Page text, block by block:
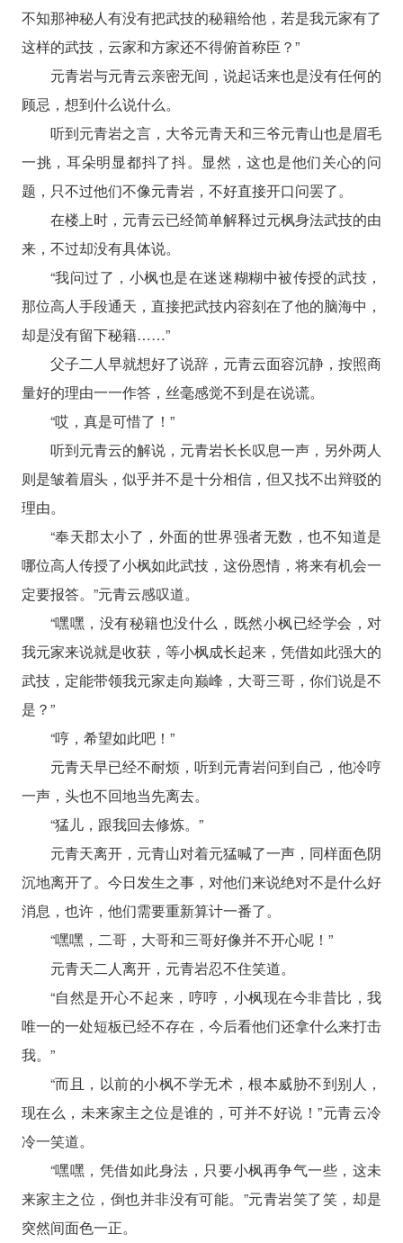
不知那神秘人有没有把武技的秘籍给他，若是我元家有了
这样的武技，云家和方家还不得俯首称臣？”
元青岩与元青云亲密无间，说起话来也是没有任何的
顾忌，想到什么说什么。
听到元青岩之言，大爷元青天和三爷元青山也是眉毛
一挑，耳朵明显都抖了抖。显然，这也是他们关心的问
题，只不过他们不像元青岩，不好直接开口问罢了。
在楼上时，元青云已经简单解释过元枫身法武技的由
来，不过却没有具体说。
“我问过了，小枫也是在迷迷糊糊中被传授的武技，
那位高人手段通天，直接把武技内容刻在了他的脑海中，
却是没有留下秘籍……”
父子二人早就想好了说辞，元青云面容沉静，按照商
量好的理由一一作答，丝毫感觉不到是在说谎。
“哎，真是可惜了！”
听到元青云的解说，元青岩长长叹息一声，另外两人
则是皱着眉头，似乎并不是十分相信，但又找不出辩驳的
理由。
“奉天郡太小了，外面的世界强者无数，也不知道是
哪位高人传授了小枫如此武技，这份恩情，将来有机会一
定要报答。”元青云感叹道。
“嘿嘿，没有秘籍也没什么，既然小枫已经学会，对
我元家来说就是收获，等小枫成长起来，凭借如此强大的
武技，定能带领我元家走向巅峰，大哥三哥，你们说是不
是？”
“哼，希望如此吧！”
元青天早已经不耐烦，听到元青岩问到自己，他冷哼
一声，头也不回地当先离去。
“猛儿，跟我回去修炼。”
元青天离开，元青山对着元猛喊了一声，同样面色阴
沉地离开了。今日发生之事，对他们来说绝对不是什么好
消息，也许，他们需要重新算计一番了。
“嘿嘿，二哥，大哥和三哥好像并不开心呢！”
元青天二人离开，元青岩忍不住笑道。
“自然是开心不起来，哼哼，小枫现在今非昔比，我
唯一的一处短板已经不存在，今后看他们还拿什么来打击
我。”
“而且，以前的小枫不学无术，根本威胁不到别人，
现在么，未来家主之位是谁的，可并不好说！”元青云冷
冷一笑道。
“嘿嘿，凭借如此身法，只要小枫再争气一些，这未
来家主之位，倒也并非没有可能。”元青岩笑了笑，却是
突然间面色一正。